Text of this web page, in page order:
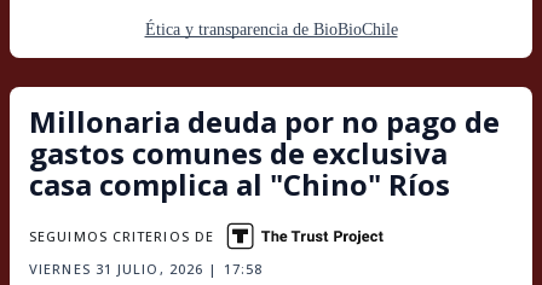
Ética y transparencia de BioBioChile
Millonaria deuda por no pago de
gastos comunes de exclusiva
casa complica al "Chino" Ríos
VIERNES 31 JULIO, 2026 | 17:58
SEGUIMOS CRITERIOS DE